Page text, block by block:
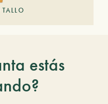
estás